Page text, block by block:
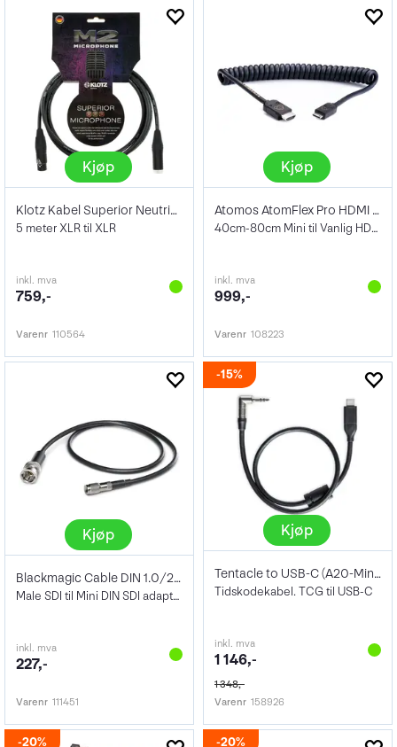
Kjøp
Klotz Kabel Superior Neutrik 5m
5 meter XLR til XLR
inkl. mva
759,-
Varenr 110564
Kjøp
Atomos AtomFlex Pro HDMI 2.0 Mini HDMI
40cm-80cm Mini til Vanlig HDMI Kabel
inkl. mva
999,-
Varenr 108223
Kjøp
Blackmagic Cable DIN 1.0/2.3 - BNC Hann
Male SDI til Mini DIN SDI adapter
inkl. mva
227,-
Varenr 111451
15%
Kjøp
Tentacle to USB-C (A20-Mini) Timecode Ca
Tidskodekabel. TCG til USB-C
inkl. mva
1 146,-
1 348,-
Varenr 158926
20% 20%